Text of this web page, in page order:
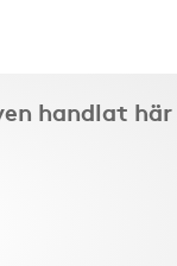
handlat här